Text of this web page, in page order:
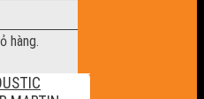
hàng.